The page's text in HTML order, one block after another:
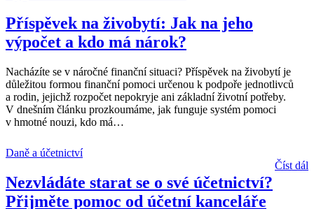
Příspěvek na živobytí: Jak na jeho
výpočet a kdo má nárok?
Nacházíte se v náročné finanční situaci? Příspěvek na živobytí je
důležitou formou finanční pomoci určenou k podpoře jednotlivců
a rodin, jejichž rozpočet nepokryje ani základní životní potřeby.
V dnešním článku prozkoumáme, jak funguje systém pomoci
v hmotné nouzi, kdo má…
Daně a účetnictví
Číst dál
Nezvládáte starat se o své účetnictví?
Přijměte pomoc od účetní kanceláře